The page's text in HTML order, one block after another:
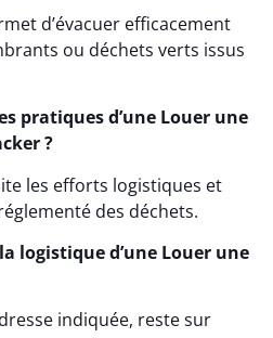
d’évacuer efficacement
ou déchets verts issus
pratiques d’une Louer une
?
les efforts logistiques et
des déchets.
logistique d’une Louer une
indiquée, reste sur